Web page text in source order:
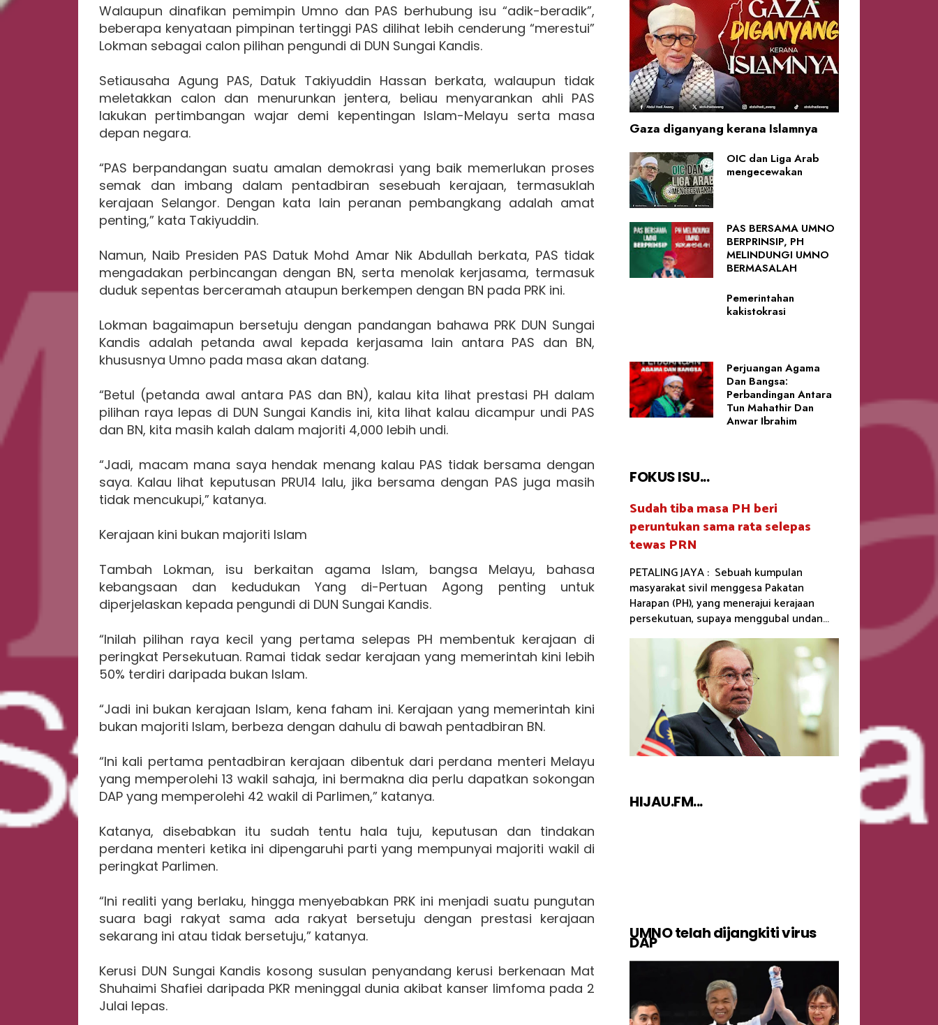
Walaupun dinafikan pemimpin Umno dan PAS berhubung isu “adik-beradik”,
beberapa kenyataan pimpinan tertinggi PAS dilihat lebih cenderung “merestui”
Lokman sebagai calon pilihan pengundi di DUN Sungai Kandis.
Setiausaha Agung PAS, Datuk Takiyuddin Hassan berkata, walaupun tidak
meletakkan calon dan menurunkan jentera, beliau menyarankan ahli PAS
lakukan pertimbangan wajar demi kepentingan Islam-Melayu serta masa
depan negara.
“PAS berpandangan suatu amalan demokrasi yang baik memerlukan proses
semak dan imbang dalam pentadbiran sesebuah kerajaan, termasuklah
kerajaan Selangor. Dengan kata lain peranan pembangkang adalah amat
penting,” kata Takiyuddin.
Namun, Naib Presiden PAS Datuk Mohd Amar Nik Abdullah berkata, PAS tidak
mengadakan perbincangan dengan BN, serta menolak kerjasama, termasuk
duduk sepentas berceramah ataupun berkempen dengan BN pada PRK ini.
Lokman bagaimapun bersetuju dengan pandangan bahawa PRK DUN Sungai
Kandis adalah petanda awal kepada kerjasama lain antara PAS dan BN,
khususnya Umno pada masa akan datang.
“Betul (petanda awal antara PAS dan BN), kalau kita lihat prestasi PH dalam
pilihan raya lepas di DUN Sungai Kandis ini, kita lihat kalau dicampur undi PAS
dan BN, kita masih kalah dalam majoriti 4,000 lebih undi.
“Jadi, macam mana saya hendak menang kalau PAS tidak bersama dengan
saya. Kalau lihat keputusan PRU14 lalu, jika bersama dengan PAS juga masih
tidak mencukupi,” katanya.
Kerajaan kini bukan majoriti Islam
Tambah Lokman, isu berkaitan agama Islam, bangsa Melayu, bahasa
kebangsaan dan kedudukan Yang di-Pertuan Agong penting untuk
diperjelaskan kepada pengundi di DUN Sungai Kandis.
“Inilah pilihan raya kecil yang pertama selepas PH membentuk kerajaan di
peringkat Persekutuan. Ramai tidak sedar kerajaan yang memerintah kini lebih
50% terdiri daripada bukan Islam.
“Jadi ini bukan kerajaan Islam, kena faham ini. Kerajaan yang memerintah kini
bukan majoriti Islam, berbeza dengan dahulu di bawah pentadbiran BN.
“Ini kali pertama pentadbiran kerajaan dibentuk dari perdana menteri Melayu
yang memperolehi 13 wakil sahaja, ini bermakna dia perlu dapatkan sokongan
DAP yang memperolehi 42 wakil di Parlimen,” katanya.
Katanya, disebabkan itu sudah tentu hala tuju, keputusan dan tindakan
perdana menteri ketika ini dipengaruhi parti yang mempunyai majoriti wakil di
peringkat Parlimen.
“Ini realiti yang berlaku, hingga menyebabkan PRK ini menjadi suatu pungutan
suara bagi rakyat sama ada rakyat bersetuju dengan prestasi kerajaan
sekarang ini atau tidak bersetuju,” katanya.
Kerusi DUN Sungai Kandis kosong susulan penyandang kerusi berkenaan Mat
Shuhaimi Shafiei daripada PKR meninggal dunia akibat kanser limfoma pada 2
Julai lepas.
Gaza diganyang kerana Islamnya
OIC dan Liga Arab
mengecewakan
PAS BERSAMA UMNO
BERPRINSIP, PH
MELINDUNGI UMNO
BERMASALAH
Pemerintahan
kakistokrasi
Perjuangan Agama
Dan Bangsa:
Perbandingan Antara
Tun Mahathir Dan
Anwar Ibrahim
FOKUS ISU...
Sudah tiba masa PH beri
peruntukan sama rata selepas
tewas PRN
PETALING JAYA : Sebuah kumpulan
masyarakat sivil menggesa Pakatan
Harapan (PH), yang menerajui kerajaan
persekutuan, supaya menggubal undan...
HIJAU.FM...
UMNO telah dijangkiti virus
DAP